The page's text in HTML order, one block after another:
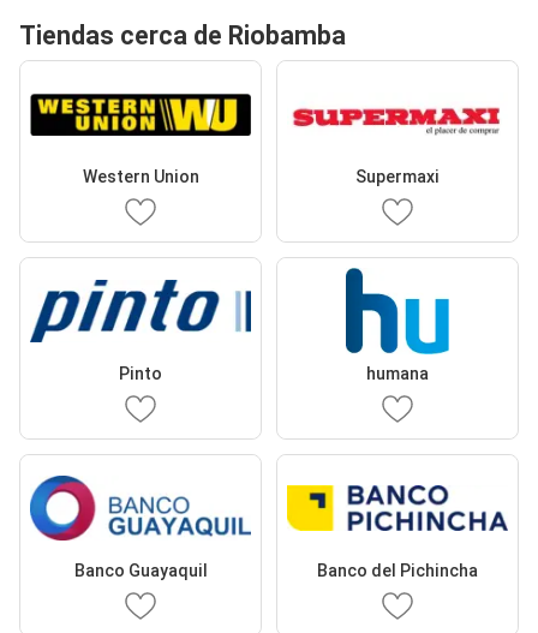
Tiendas cerca de Riobamba
Western Union Supermaxi
Pinto humana
Banco Guayaquil Banco del Pichincha